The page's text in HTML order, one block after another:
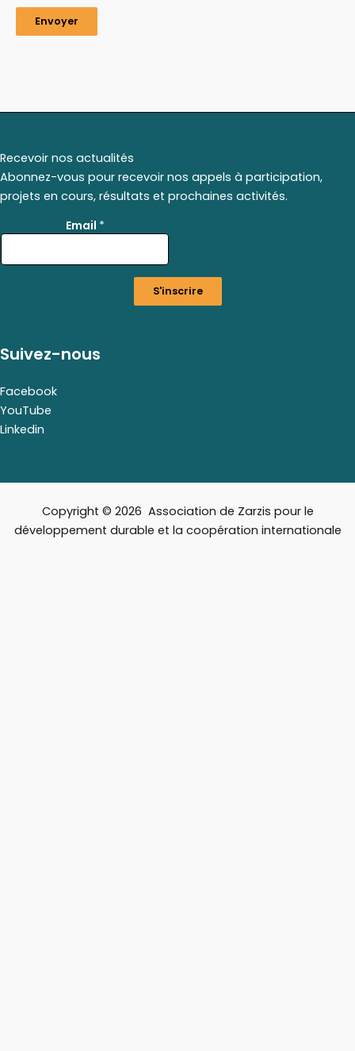
Envoyer
Recevoir nos actualités
Abonnez-vous pour recevoir nos appels à participation,
projets en cours, résultats et prochaines activités.
l
E
m
Email *
S'inscrire
Suivez-nous
Facebook
YouTube
Linkedin
Copyright © 2026 Association de Zarzis pour le
développement durable et la coopération internationale